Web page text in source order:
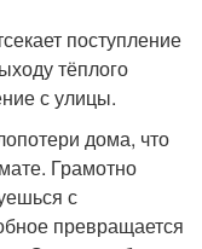
поступление
тёплого
с улицы.
дома, что
Грамотно
с
превращается